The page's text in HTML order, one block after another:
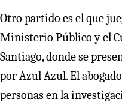
Otro partido es el que
Ministerio Público y el
Santiago, donde se
por Azul Azul. El
personas en la